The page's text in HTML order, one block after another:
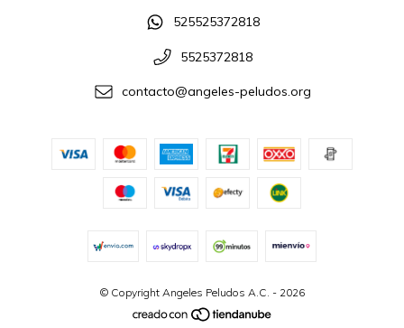
525525372818
5525372818
contacto@angeles-peludos.org
© Copyright Angeles Peludos A.C. - 2026